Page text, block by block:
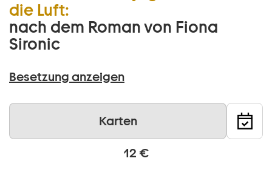
die Luft:
nach dem Roman von Fiona
Sironic
Besetzung anzeigen
Karten
12 €